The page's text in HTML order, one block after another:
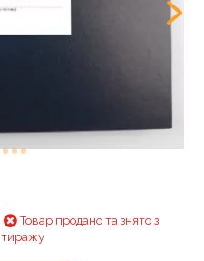
Товар продано та знято з
тиражу